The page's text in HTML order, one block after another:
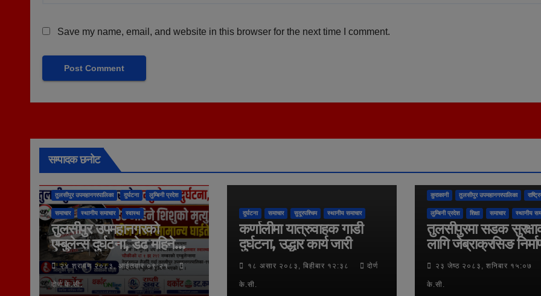
Save my name, email, and website in this browser for the next time I comment.
सम्पादक छनोट
तुलसीपुर उपमहानगरपालिका दुर्घटना लुम्बिनी प्रदेश
समाचार स्थानीय समाचार स्वास्थ
तुलसीपुर उपमहानगरको
एम्बुलेन्स दुर्घटना, डेढ महिने
शिशुको मृत्यु
२४ श्रावण २०८३, आईतवार ०९:२१
दोर्ण के.सी.
दुर्घटना समाचार सुदूरपश्चिम स्थानीय समाचार
कर्णालीमा यात्रुवाहक गाडी
दुर्घटना, उद्धार कार्य जारी
१८ असार २०८३, बिहीबार १२:३८ दोर्ण
के.सी.
कुराकानी तुलसीपुर उपमहानगरपालिका
लुम्बिनी प्रदेश शिक्षा समाचार स्थानीय
तुलसीपुरमा सडक
लागि जेब्राक्रसिङ
२३ जेष्ठ २०८३, शनिबार १५:०७
के.सी.